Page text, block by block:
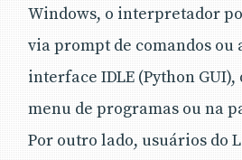
Windows, o interpretador
via prompt de comandos ou
interface IDLE (Python
menu de programas ou na
Por outro lado, usuários do